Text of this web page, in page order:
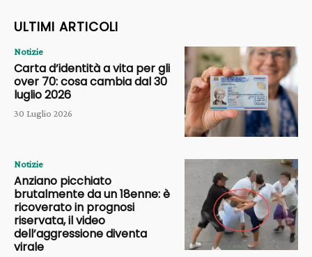
ULTIMI ARTICOLI
Notizie
Carta d’identità a vita per gli
over 70: cosa cambia dal 30
luglio 2026
30 Luglio 2026
Notizie
Anziano picchiato
brutalmente da un 18enne: è
ricoverato in prognosi
riservata, il video
dell’aggressione diventa
virale